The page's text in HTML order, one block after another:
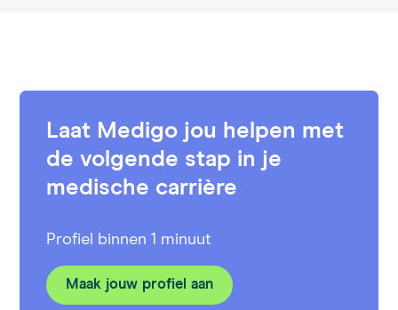
Laat Medigo jou helpen met
de volgende stap in je
medische carrière
Profiel binnen 1 minuut
Maak jouw profiel aan